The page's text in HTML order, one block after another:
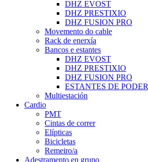
DHZ EVOST
DHZ PRESTIXIO
DHZ FUSION PRO
Movemento do cable
Rack de enerxía
Bancos e estantes
DHZ EVOST
DHZ PRESTIXIO
DHZ FUSION PRO
ESTANTES DE PODER
Multiestación
Cardio
PMT
Cintas de correr
Elípticas
Bicicletas
Remeiro/a
Adestramento en grupo